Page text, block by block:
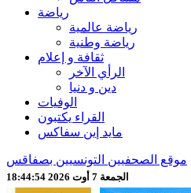
رياضة
رياضة عالمية
رياضة وطنية
ثقافة و إعلام
الرأي الآخر
دين و دنيا
الوفيات
القراء يكتبون
مايد إين سفاكس
موقع الصحفيين التونسيين بصفاقس
الجمعة 7 أوت 2026 18:44:56